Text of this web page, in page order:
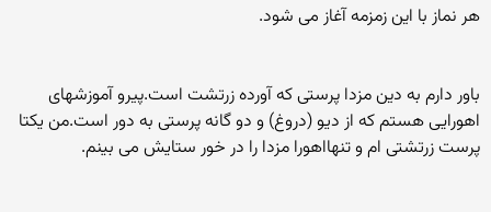
هر نماز با این زمزمه آغاز می شود.
باور دارم به دین مزدا پرستی که آورده زرتشت است.پیرو آموزشهای
اهورایی هستم که از دیو (دروغ) و دو گانه پرستی به دور است.من یکتا
پرست زرتشتی ام و تنهااهورا مزدا را در خور ستایش می بینم.